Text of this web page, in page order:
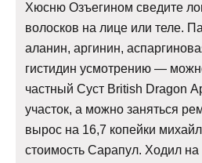
Хюсню Озъегином сведите
волосков на лице или теле.
аланин, аргинин,
гистидин усмотрению —
частный Суст British Dragon
участок, а можно заняться
вырос на 16,7 копейки
стоимость Сарапул. Ходил на